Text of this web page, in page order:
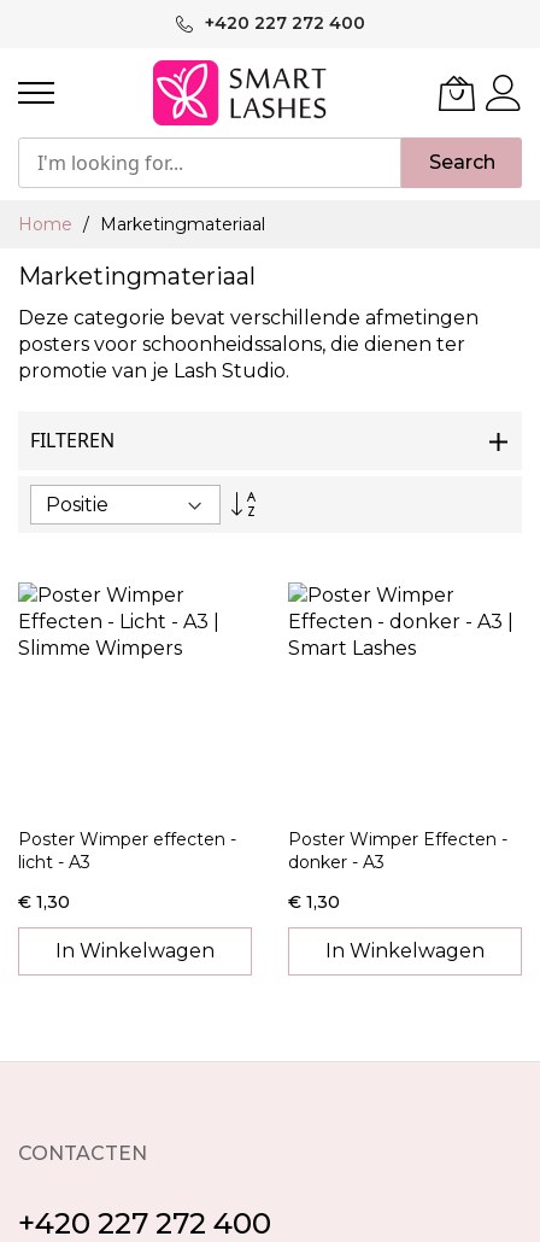
inhoud
+420 227 272 400
Search
Home Marketingmateriaal
Marketingmateriaal
Deze categorie bevat verschillende afmetingen
posters voor schoonheidssalons, die dienen ter
promotie van je Lash Studio.
FILTEREN
Van
sorteren
Poster Wimper effecten -
licht - A3
€ 1,30
In Winkelwagen
Poster Wimper Effecten -
donker - A3
€ 1,30
In Winkelwagen
CONTACTEN
+420 227 272 400